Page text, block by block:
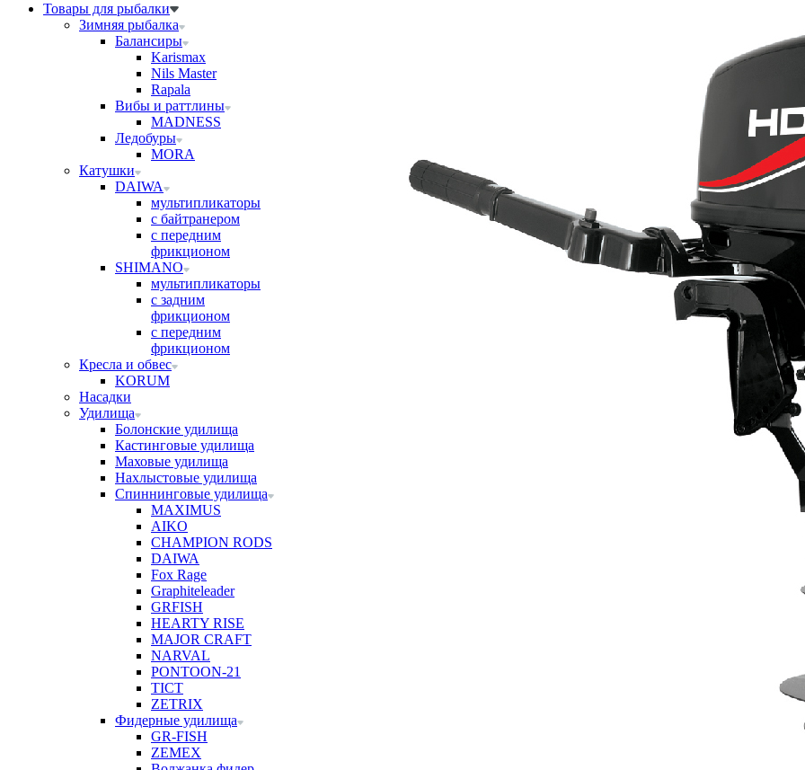
Товары для рыбалки
Зимняя рыбалка
Балансиры
Karismax
Nils Master
Rapala
Вибы и раттлины
MADNESS
Ледобуры
MORA
Катушки
DAIWA
мультипликаторы
с байтранером
с передним
фрикционом
SHIMANO
мультипликаторы
с задним
фрикционом
с передним
фрикционом
Кресла и обвес
KORUM
Насадки
Удилища
Болонские удилища
Кастинговые удилища
Маховые удилища
Нахлыстовые удилища
Спиннинговые удилища
MAXIMUS
AIKO
CHAMPION RODS
DAIWA
Fox Rage
Graphiteleader
GRFISH
HEARTY RISE
MAJOR CRAFT
NARVAL
PONTOON-21
TICT
ZETRIX
Фидерные удилища
GR-FISH
ZEMEX